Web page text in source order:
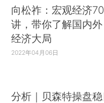
向松祚：宏观经济70
讲，带你了解国内外
经济大局
2022年04月06日
分析｜贝森特操盘